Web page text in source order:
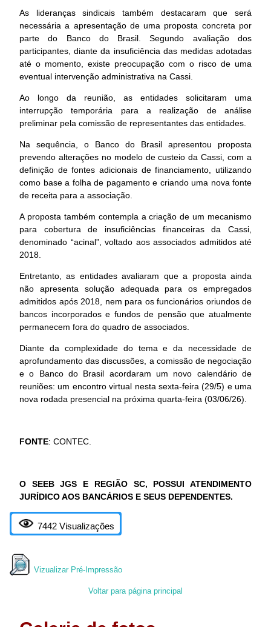
As lideranças sindicais também destacaram que será
necessária a apresentação de uma proposta concreta por
parte do Banco do Brasil. Segundo avaliação dos
participantes, diante da insuficiência das medidas adotadas
até o momento, existe preocupação com o risco de uma
eventual intervenção administrativa na Cassi.
Ao longo da reunião, as entidades solicitaram uma
interrupção temporária para a realização de análise
preliminar pela comissão de representantes das entidades.
Na sequência, o Banco do Brasil apresentou proposta
prevendo alterações no modelo de custeio da Cassi, com a
definição de fontes adicionais de financiamento, utilizando
como base a folha de pagamento e criando uma nova fonte
de receita para a associação.
A proposta também contempla a criação de um mecanismo
para cobertura de insuficiências financeiras da Cassi,
denominado “acinal”, voltado aos associados admitidos até
2018.
Entretanto, as entidades avaliaram que a proposta ainda
não apresenta solução adequada para os empregados
admitidos após 2018, nem para os funcionários oriundos de
bancos incorporados e fundos de pensão que atualmente
permanecem fora do quadro de associados.
Diante da complexidade do tema e da necessidade de
aprofundamento das discussões, a comissão de negociação
e o Banco do Brasil acordaram um novo calendário de
reuniões: um encontro virtual nesta sexta-feira (29/5) e uma
nova rodada presencial na próxima quarta-feira (03/06/26).
FONTE: CONTEC.
O SEEB JGS E REGIÃO SC, POSSUI ATENDIMENTO
JURÍDICO AOS BANCÁRIOS E SEUS DEPENDENTES.
7442 Visualizações
Vizualizar Pré-Impressão
Voltar para página principal